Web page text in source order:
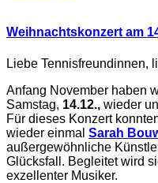
Weihnachtskonzert am
Liebe Tennisfreundinnen,
Anfang November haben
Samstag, 14.12., wieder
Für dieses Konzert
wieder einmal Sarah
außergewöhnliche
Glücksfall. Begleitet wird
exzellenter Musiker.